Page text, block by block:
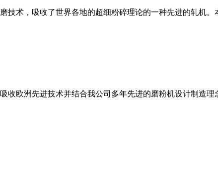
术，吸收了世界各地的超细粉碎理论的一种先进的轧机
欧洲先进技术并结合我公司多年先进的磨粉机设计制造